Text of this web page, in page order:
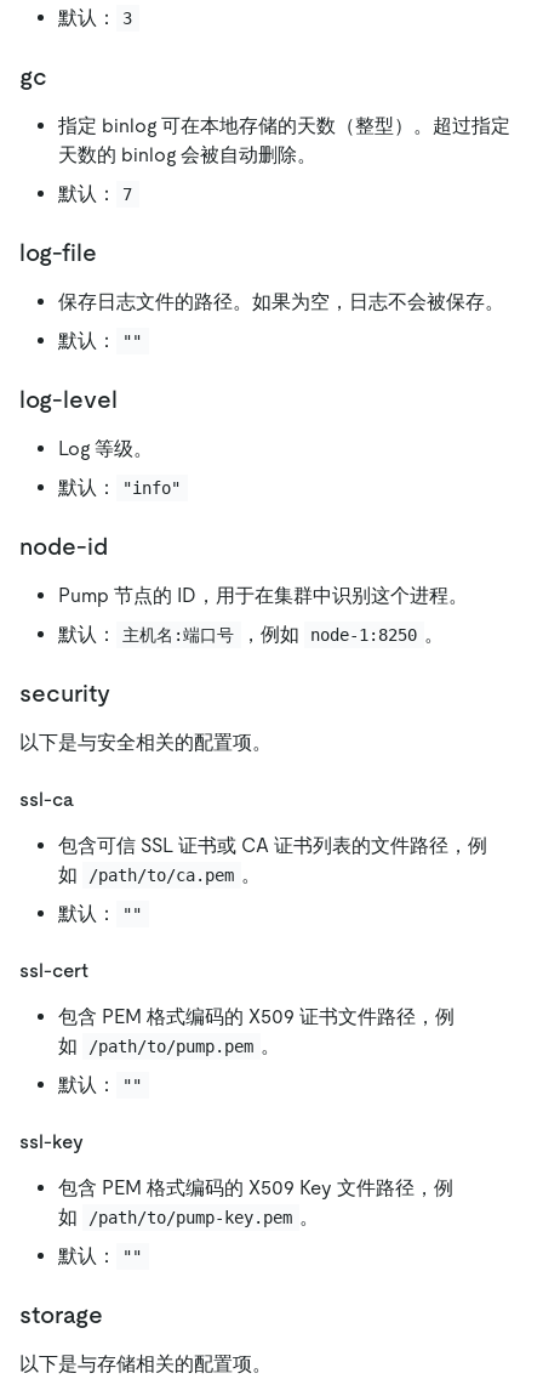
默认：
3
gc
指定 binlog 可在本地存储的天数（整型）。超过指定
天数的 binlog 会被自动删除。
默认：
7
log-file
保存日志文件的路径。如果为空，日志不会被保存。
默认：
""
log-level
Log 等级。
默认：
"info"
node-id
Pump 节点的 ID，用于在集群中识别这个进程。
默认：
主机名:端口号 ，例如 node-1:8250 。
security
以下是与安全相关的配置项。
ssl-ca
包含可信 SSL 证书或 CA 证书列表的文件路径，例
如
/path/to/ca.pem 。
默认：
""
ssl-cert
包含 PEM 格式编码的 X509 证书文件路径，例
如
/path/to/pump.pem 。
默认：
""
ssl-key
包含 PEM 格式编码的 X509 Key 文件路径，例
如
/path/to/pump-key.pem 。
默认：
""
storage
以下是与存储相关的配置项。